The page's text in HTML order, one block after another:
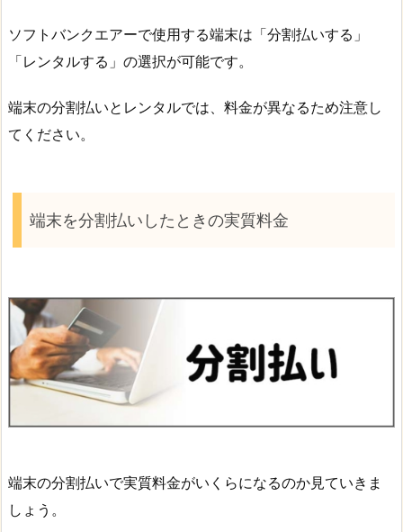
ソフトバンクエアーで使用する端末は「分割払いする」
「レンタルする」の選択が可能です。
端末の分割払いとレンタルでは、料金が異なるため注意し
てください。
端末を分割払いしたときの実質料金
端末の分割払いで実質料金がいくらになるのか見ていきま
しょう。